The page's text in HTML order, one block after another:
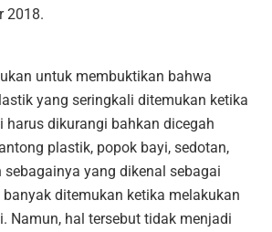
2018.
untuk membuktikan bahwa
yang seringkali ditemukan ketika
harus dikurangi bahkan dicegah
plastik, popok bayi, sedotan,
yang dikenal sebagai
ditemukan ketika melakukan
Namun, hal tersebut tidak menjadi